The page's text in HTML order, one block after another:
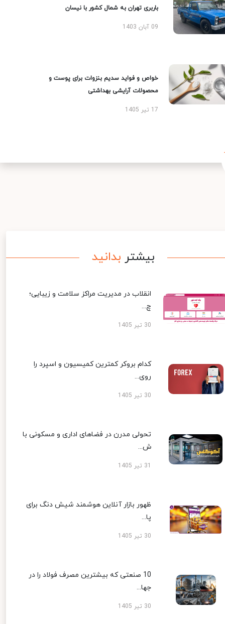
باربری تهران به شمال کشور با نیسان
09 آبان 1403
خواص و فواید سدیم بنزوات برای پوست و
محصولات آرایشی بهداشتی
17 تیر 1405
بیشتر بدانید
انقلاب در مدیریت مراکز سلامت و زیبایی؛
چ...
30 تیر 1405
کدام بروکر کمترین کمیسیون و اسپرد را
روی...
30 تیر 1405
تحولی مدرن در فضاهای اداری و مسکونی با
ش...
ظهور بازار آنلاین هوشمند شیش دنگ برای
پا...
30 تیر 1405
10 صنعتی که بیشترین مصرف فولاد را در
جها...
30 تیر 1405